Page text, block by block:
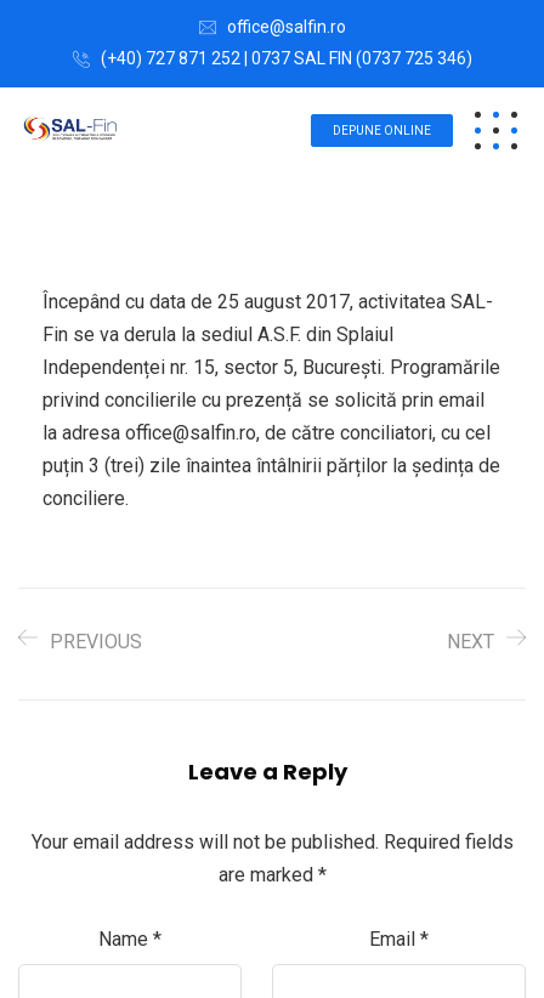
office@salfin.ro
(+40) 727 871 252 | 0737 SAL FIN (0737 725 346)
DEPUNE ONLINE
Începând cu data de 25 august 2017, activitatea SAL-
Fin se va derula la sediul A.S.F. din Splaiul
Independenței nr. 15, sector 5, București. Programările
privind concilierile cu prezență se solicită prin email
la adresa office@salfin.ro, de către conciliatori, cu cel
puțin 3 (trei) zile înaintea întâlnirii părților la ședința de
conciliere.
PREVIOUS NEXT
Leave a Reply
Your email address will not be published. Required fields
are marked *
Name * Email *